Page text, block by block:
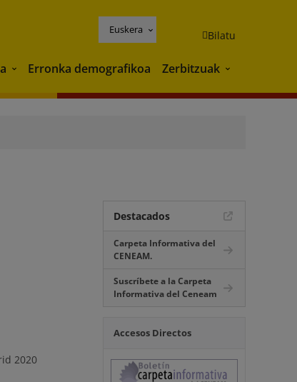
Euskera Bilatu
Ingurunea
Erronka demografikoa Zerbitzuak Zerbitzuak
2020
Destacados
Carpeta Informativa del
CENEAM.
Suscríbete a la Carpeta
Informativa del Ceneam
Accesos Directos